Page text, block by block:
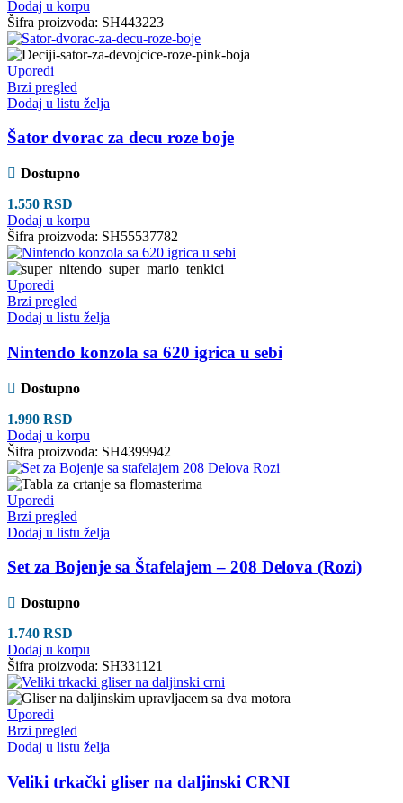
Dodaj u korpu
Šifra proizvoda: SH443223
Uporedi
Brzi pregled
Dodaj u listu želja
Šator dvorac za decu roze boje
Dostupno
1.550 RSD
Dodaj u korpu
Šifra proizvoda: SH55537782
Uporedi
Brzi pregled
Dodaj u listu želja
Nintendo konzola sa 620 igrica u sebi
Dostupno
1.990 RSD
Dodaj u korpu
Šifra proizvoda: SH4399942
Uporedi
Brzi pregled
Dodaj u listu želja
Set za Bojenje sa Štafelajem – 208 Delova (Rozi)
Dostupno
1.740 RSD
Dodaj u korpu
Šifra proizvoda: SH331121
Uporedi
Brzi pregled
Dodaj u listu želja
Veliki trkački gliser na daljinski CRNI